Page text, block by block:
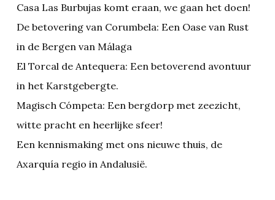
Casa Las Burbujas komt eraan, we gaan het doen!
De betovering van Corumbela: Een Oase van Rust
in de Bergen van Málaga
El Torcal de Antequera: Een betoverend avontuur
in het Karstgebergte.
Magisch Cómpeta: Een bergdorp met zeezicht,
witte pracht en heerlijke sfeer!
Een kennismaking met ons nieuwe thuis, de
Axarquía regio in Andalusië.